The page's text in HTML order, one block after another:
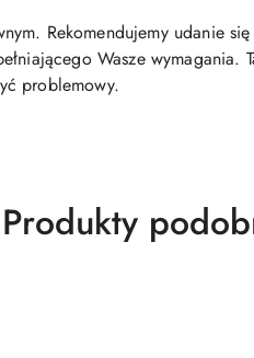
Rekomendujemy udanie
Wasze
problemowy.
Produkty
Produkty